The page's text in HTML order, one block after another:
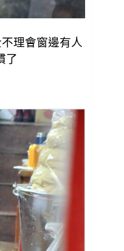
理會窗邊有人
了